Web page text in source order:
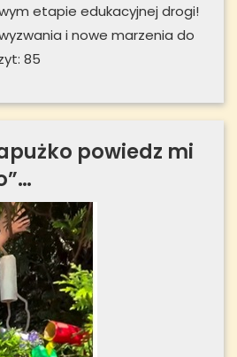
etapie edukacyjnej drogi!
i nowe marzenia do
85
powiedz mi